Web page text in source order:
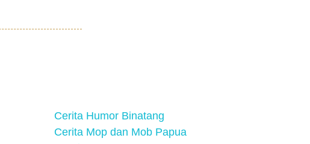
Cerita Humor Binatang
Cerita Mop dan Mob Papua